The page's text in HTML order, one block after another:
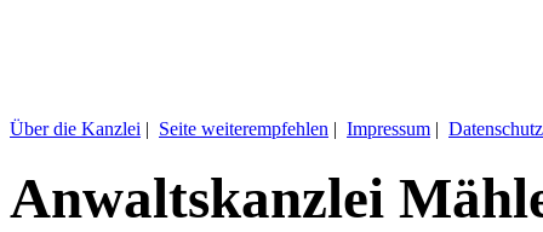
Über die Kanzlei | Seite weiterempfehlen | Impressum |
Anwaltskanzlei